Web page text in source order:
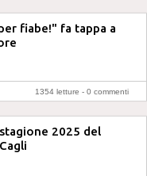
fiabe!" fa tappa a
1354 letture - 0 commenti
2025 del